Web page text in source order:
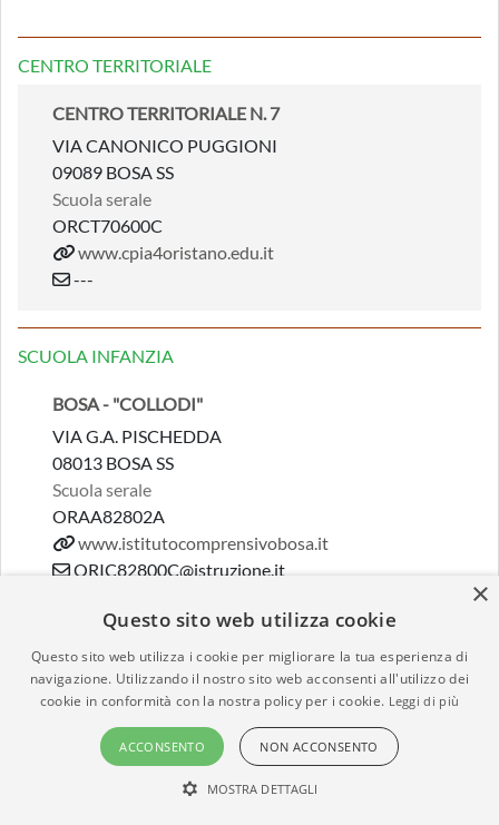
CENTRO TERRITORIALE
CENTRO TERRITORIALE N. 7
VIA CANONICO PUGGIONI
09089 BOSA SS
Scuola serale
ORCT70600C
www.cpia4oristano.edu.it
---
SCUOLA INFANZIA
BOSA - "COLLODI"
VIA G.A. PISCHEDDA
08013 BOSA SS
Scuola serale
ORAA82802A
www.istitutocomprensivobosa.it
ORIC82800C@istruzione.it
BOSA - "RODARI"
PIAZZA ANGIOY
08013 BOSA SS
ORAA82803B
www.istitutocomprensivobosa.it
ORIC82800C@istruzione.it
×
Questo sito web utilizza cookie
Questo sito web utilizza i cookie per migliorare la tua esperienza di
navigazione. Utilizzando il nostro sito web acconsenti all'utilizzo dei
cookie in conformità con la nostra policy per i cookie. Leggi di più
ACCONSENTO NON ACCONSENTO
MOSTRA DETTAGLI